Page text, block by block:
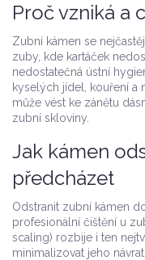
Proč vzniká a
Zubní kámen se
zuby, kde kartáček
nedostatečná ústní
kyselých jídel, kouření a
může vést ke zánětu
zubní skloviny.
Jak kámen
předcházet
Odstranit zubní kámen
profesionální čištění u
scaling) rozbije i ten
minimalizovat jeho